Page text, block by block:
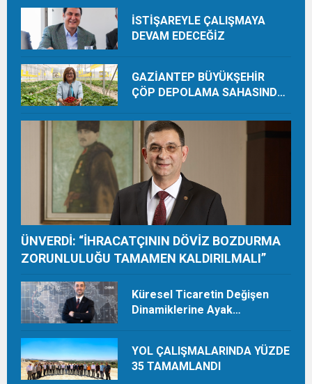
İSTİŞAREYLE ÇALIŞMAYA
DEVAM EDECEĞİZ
GAZİANTEP BÜYÜKŞEHİR
ÇÖP DEPOLAMA SAHASINDA
TON HASAT YAPIYOR
ÜNVERDİ: “İHRACATÇININ DÖVİZ BOZDURMA
ZORUNLULUĞU TAMAMEN KALDIRILMALI”
Küresel Ticaretin Değişen
Dinamiklerine Ayak
YOL ÇALIŞMALARINDA YÜZDE
35 TAMAMLANDI